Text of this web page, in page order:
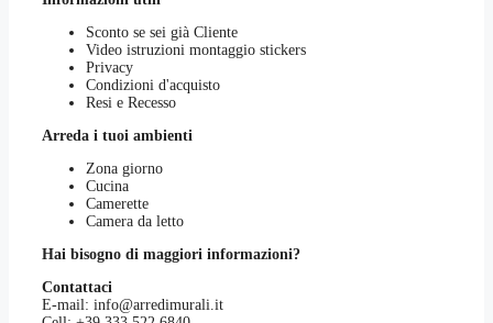
Sconto se sei già Cliente
Video istruzioni montaggio stickers
Privacy
Condizioni d'acquisto
Resi e Recesso
Arreda i tuoi ambienti
Zona giorno
Cucina
Camerette
Camera da letto
Hai bisogno di maggiori informazioni?
Contattaci
E-mail: info@arredimurali.it